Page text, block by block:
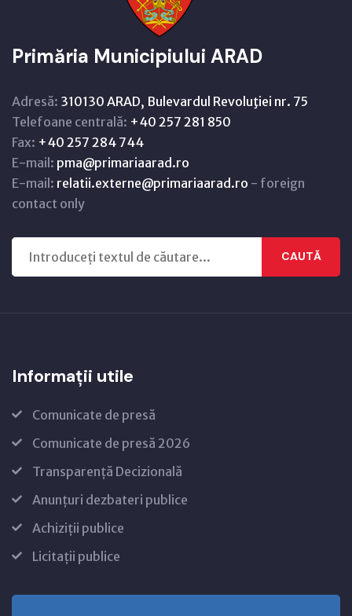
Primăria Municipiului ARAD
Adresă: 310130 ARAD, Bulevardul Revoluţiei nr. 75
Telefoane centrală: +40 257 281 850
Fax: +40 257 284 744
E-mail: pma@primariaarad.ro
E-mail: relatii.externe@primariaarad.ro - foreign
contact only
CAUTĂ
Informații utile
Comunicate de presă
Comunicate de presă 2026
Transparență Decizională
Anunțuri dezbateri publice
Achiziții publice
Licitații publice